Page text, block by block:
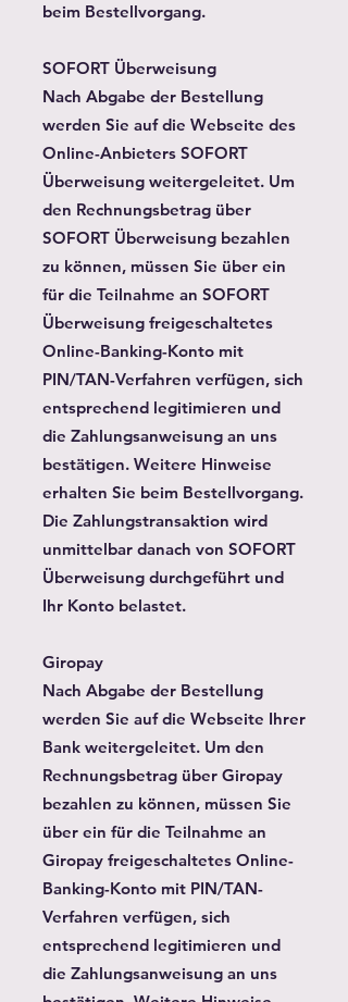
beim Bestellvorgang.
SOFORT Überweisung
Nach Abgabe der Bestellung
werden Sie auf die Webseite des
Online-Anbieters SOFORT
Überweisung weitergeleitet. Um
den Rechnungsbetrag über
SOFORT Überweisung bezahlen
zu können, müssen Sie über ein
für die Teilnahme an SOFORT
Überweisung freigeschaltetes
Online-Banking-Konto mit
PIN/TAN-Verfahren verfügen, sich
entsprechend legitimieren und
die Zahlungsanweisung an uns
bestätigen. Weitere Hinweise
erhalten Sie beim Bestellvorgang.
Die Zahlungstransaktion wird
unmittelbar danach von SOFORT
Überweisung durchgeführt und
Ihr Konto belastet.
Giropay
Nach Abgabe der Bestellung
werden Sie auf die Webseite Ihrer
Bank weitergeleitet. Um den
Rechnungsbetrag über Giropay
bezahlen zu können, müssen Sie
über ein für die Teilnahme an
Giropay freigeschaltetes Online-
Banking-Konto mit PIN/TAN-
Verfahren verfügen, sich
entsprechend legitimieren und
die Zahlungsanweisung an uns